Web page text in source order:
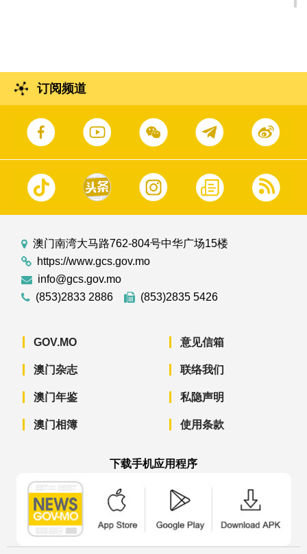
订阅频道
澳门南湾大马路762-804号中华广场15楼
https://www.gcs.gov.mo
info@gcs.gov.mo
(853)2833 2886
(853)2835 5426
GOV.MO
澳门杂志
澳门年鉴
澳门相簿
意见信箱
联络我们
私隐声明
使用条款
下载手机应用程序